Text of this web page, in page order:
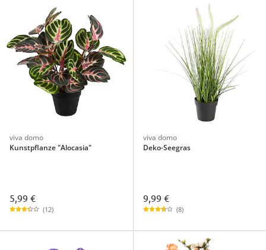
viva domo
Kunstpflanze "Alocasia"
5,99 €
(12)
viva domo
Deko-Seegras
9,99 €
(8)